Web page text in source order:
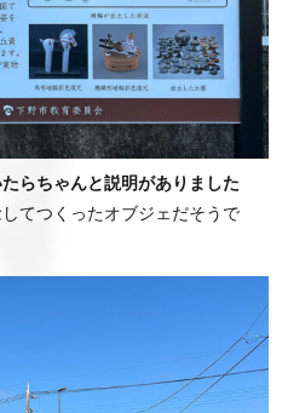
らちゃんと説明がありました
てつくったオブジェだそうで